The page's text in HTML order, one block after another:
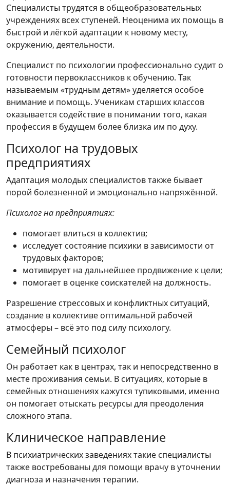
Специалисты трудятся в общеобразовательных
учреждениях всех ступеней. Неоценима их помощь в
быстрой и лёгкой адаптации к новому месту,
окружению, деятельности.
Специалист по психологии профессионально судит о
готовности первоклассников к обучению. Так
называемым «трудным детям» уделяется особое
внимание и помощь. Ученикам старших классов
оказывается содействие в понимании того, какая
профессия в будущем более близка им по духу.
Психолог на трудовых
предприятиях
Адаптация молодых специалистов также бывает
порой болезненной и эмоционально напряжённой.
Психолог на предприятиях:
помогает влиться в коллектив;
исследует состояние психики в зависимости от
трудовых факторов;
мотивирует на дальнейшее продвижение к цели;
помогает в оценке соискателей на должность.
Разрешение стрессовых и конфликтных ситуаций,
создание в коллективе оптимальной рабочей
атмосферы – всё это под силу психологу.
Семейный психолог
Он работает как в центрах, так и непосредственно в
месте проживания семьи. В ситуациях, которые в
семейных отношениях кажутся тупиковыми, именно
он помогает отыскать ресурсы для преодоления
сложного этапа.
Клиническое направление
В психиатрических заведениях такие специалисты
также востребованы для помощи врачу в уточнении
диагноза и назначения терапии.